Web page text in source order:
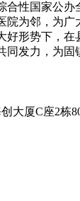
合性国家公
院为邻，为广
好形势下，
同发力，为固
大厦C座2栋